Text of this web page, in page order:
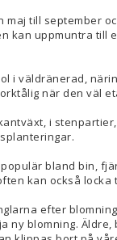
maj till september
kan uppmuntra till
i väldränerad,
när den väl
i stenpartier,
bland bin,
kan också locka
efter
ny blomning. Äldre,